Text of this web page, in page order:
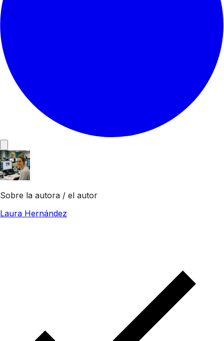
Sobre la autora / el autor
Laura Hernández